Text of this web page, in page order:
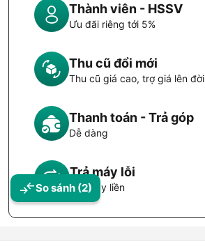
So sánh (2)
Thành viên - HSSV
Ưu đãi riêng tới 5%
Thu cũ đổi mới
Thu cũ giá cao, trợ giá lên đời
Thanh toán - Trả góp
Dễ dàng
Trả máy lỗi
Đổi máy liền